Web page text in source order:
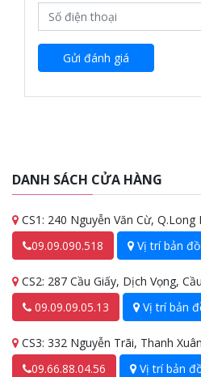
và màu sắc trẻ trung khiến nó phù
dụng – từ học sinh, sinh viên đến
Gửi đánh giá
DANH SÁCH CỬA HÀNG
CS1: 240 Nguyễn Văn Cừ, Q.Long
09.09.090.518
Vị trí bản đồ
CS2: 287 Cầu Giấy, Dịch Vọng,
09.09.09.05.13
Vị trí bản
CS3: 332 Nguyễn Trãi, Thanh
09.66.88.04.56
Vị trí bản